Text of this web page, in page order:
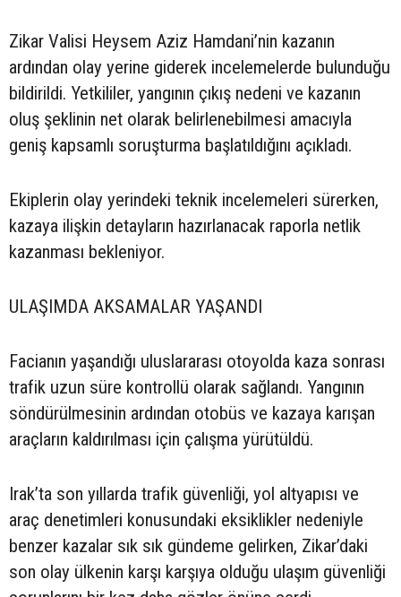
Zikar Valisi Heysem Aziz Hamdani’nin kazanın
ardından olay yerine giderek incelemelerde bulunduğu
bildirildi. Yetkililer, yangının çıkış nedeni ve kazanın
oluş şeklinin net olarak belirlenebilmesi amacıyla
geniş kapsamlı soruşturma başlatıldığını açıkladı.
Ekiplerin olay yerindeki teknik incelemeleri sürerken,
kazaya ilişkin detayların hazırlanacak raporla netlik
kazanması bekleniyor.
ULAŞIMDA AKSAMALAR YAŞANDI
Facianın yaşandığı uluslararası otoyolda kaza sonrası
trafik uzun süre kontrollü olarak sağlandı. Yangının
söndürülmesinin ardından otobüs ve kazaya karışan
araçların kaldırılması için çalışma yürütüldü.
Irak’ta son yıllarda trafik güvenliği, yol altyapısı ve
araç denetimleri konusundaki eksiklikler nedeniyle
benzer kazalar sık sık gündeme gelirken, Zikar’daki
son olay ülkenin karşı karşıya olduğu ulaşım güvenliği